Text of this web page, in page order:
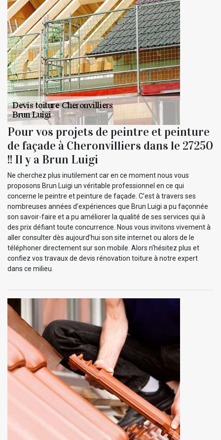
Pour vos projets de peintre et peinture
de façade à Cheronvilliers dans le 27250
!! Il y a Brun Luigi
Ne cherchez plus inutilement car en ce moment nous vous
proposons Brun Luigi un véritable professionnel en ce qui
concerne le peintre et peinture de façade. C’est à travers ses
nombreuses années d’expériences que Brun Luigi a pu façonnée
son savoir-faire et a pu améliorer la qualité de ses services qui à
des prix défiant toute concurrence. Nous vous invitons vivement à
aller consulter dès aujourd’hui son site internet ou alors de le
téléphoner directement sur son mobile. Alors n’hésitez plus et
confiez vos travaux de devis rénovation toiture à notre expert
dans ce milieu.